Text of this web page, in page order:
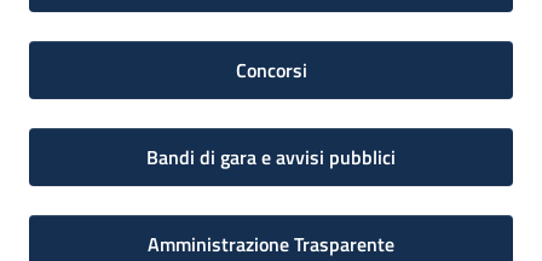
Concorsi
Bandi di gara e avvisi pubblici
Amministrazione Trasparente